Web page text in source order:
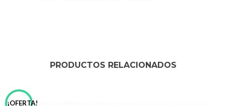
PRODUCTOS RELACIONADOS
¡OFERTA!